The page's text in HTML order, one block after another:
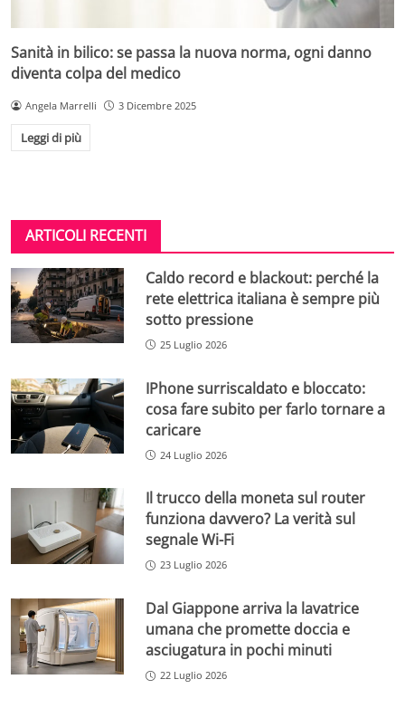
Sanità in bilico: se passa la nuova norma, ogni danno
diventa colpa del medico
Angela Marrelli 3 Dicembre 2025
Leggi di più
ARTICOLI RECENTI
Caldo record e blackout: perché la
rete elettrica italiana è sempre più
sotto pressione
25 Luglio 2026
IPhone surriscaldato e bloccato:
cosa fare subito per farlo tornare a
caricare
24 Luglio 2026
Il trucco della moneta sul router
funziona davvero? La verità sul
segnale Wi-Fi
23 Luglio 2026
Dal Giappone arriva la lavatrice
umana che promette doccia e
asciugatura in pochi minuti
22 Luglio 2026